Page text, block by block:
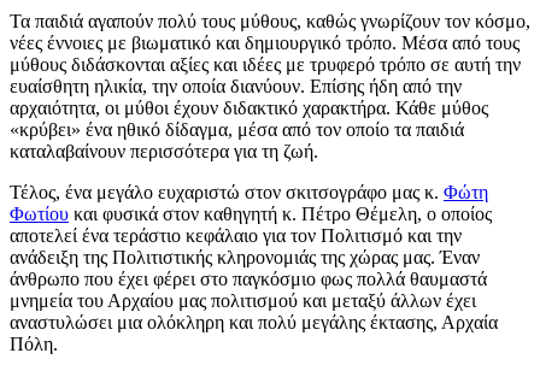
Τα παιδιά αγαπούν πολύ τους μύθους, καθώς γνωρίζουν τον κόσμο,
νέες έννοιες με βιωματικό και δημιουργικό τρόπο. Μέσα από τους
μύθους διδάσκονται αξίες και ιδέες με τρυφερό τρόπο σε αυτή την
ευαίσθητη ηλικία, την οποία διανύουν. Επίσης ήδη από την
αρχαιότητα, οι μύθοι έχουν διδακτικό χαρακτήρα. Κάθε μύθος
«κρύβει» ένα ηθικό δίδαγμα, μέσα από τον οποίο τα παιδιά
καταλαβαίνουν περισσότερα για τη ζωή.
Τέλος, ένα μεγάλο ευχαριστώ στον σκιτσογράφο μας κ. Φώτη
Φωτίου και φυσικά στον καθηγητή κ. Πέτρο Θέμελη, ο οποίος
αποτελεί ένα τεράστιο κεφάλαιο για τον Πολιτισμό και την
ανάδειξη της Πολιτιστικής κληρονομιάς της χώρας μας. Έναν
άνθρωπο που έχει φέρει στο παγκόσμιο φως πολλά θαυμαστά
μνημεία του Αρχαίου μας πολιτισμού και μεταξύ άλλων έχει
αναστυλώσει μια ολόκληρη και πολύ μεγάλης έκτασης, Αρχαία
Πόλη.